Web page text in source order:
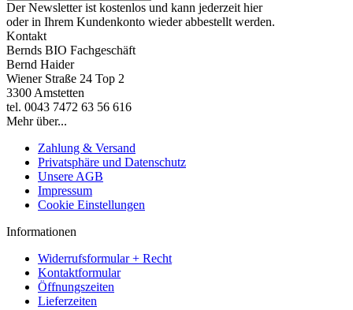
Der Newsletter ist kostenlos und kann jederzeit hier
oder in Ihrem Kundenkonto wieder abbestellt werden.
Kontakt
Bernds BIO Fachgeschäft
Bernd Haider
Wiener Straße 24 Top 2
3300 Amstetten
tel. 0043 7472 63 56 616
Mehr über...
Zahlung & Versand
Privatsphäre und Datenschutz
Unsere AGB
Impressum
Cookie Einstellungen
Informationen
Widerrufsformular + Recht
Kontaktformular
Öffnungszeiten
Lieferzeiten